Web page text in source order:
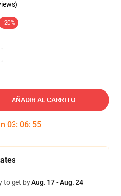
-20%
AÑADIR AL CARRITO
03: 06: 54
to get byAug. 17 - Aug. 24